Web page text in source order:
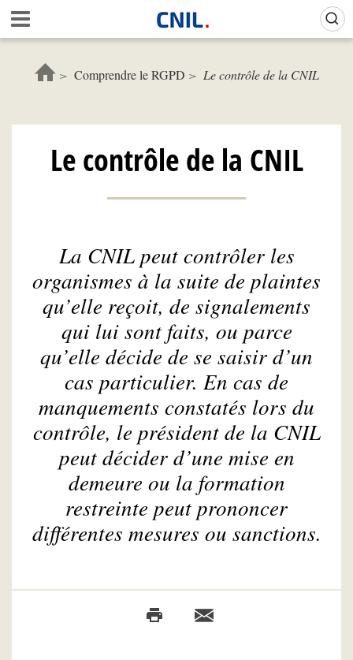
Aller
au
contenu
c
l
C
N
Comprendre le RGPD Le contrôle de la CNIL
Le contrôle de la CNIL
La CNIL peut contrôler les
organismes à la suite de plaintes
qu’elle reçoit, de signalements
qui lui sont faits, ou parce
qu’elle décide de se saisir d’un
cas particulier. En cas de
manquements constatés lors du
contrôle, le président de la CNIL
peut décider d’une mise en
demeure ou la formation
restreinte peut prononcer
différentes mesures ou sanctions.
Gestion de vos préférences sur les cookies (témoins de connexion)